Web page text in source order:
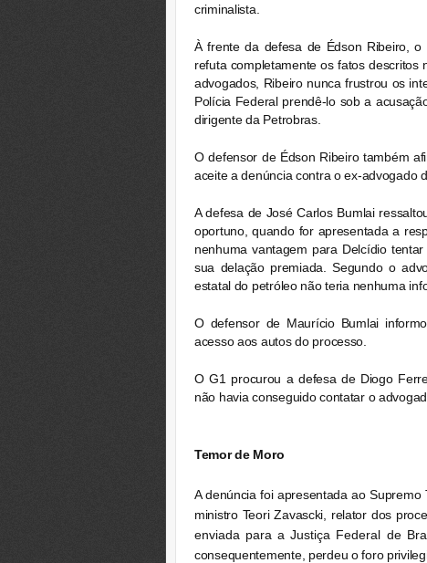
criminalista.
À frente da defesa de Édson Ribeiro,
refuta completamente os fatos
advogados, Ribeiro nunca frustrou os
Polícia Federal prendê-lo sob a
dirigente da Petrobras.
O defensor de Édson Ribeiro também
aceite a denúncia contra o ex-advogado
A defesa de José Carlos Bumlai
oportuno, quando for apresentada a
nenhuma vantagem para Delcídio
sua delação premiada. Segundo o
estatal do petróleo não teria nenhuma
O defensor de Maurício Bumlai
acesso aos autos do processo.
OG1 procurou a defesa de Diogo
não havia conseguido contatar o
Temor de Moro
A denúncia foi apresentada ao
ministro Teori Zavascki, relator dos
enviada para a Justiça Federal de
consequentemente, perdeu o foro